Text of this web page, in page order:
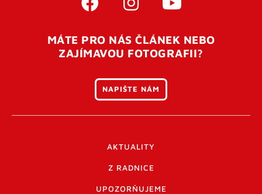
MÁTE PRO NÁS ČLÁNEK NEBO
ZAJÍMAVOU FOTOGRAFII?
NAPIŠTE NÁM
AKTUALITY
Z RADNICE
UPOZORŇUJEME